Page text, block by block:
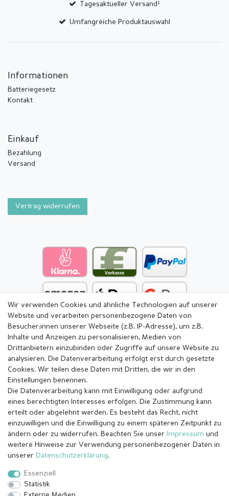
Tagesaktueller Versand¹
Umfangreiche Produktauswahl
Informationen
Batteriegesetz
Kontakt
Einkauf
Bezahlung
Versand
Vertrag widerrufen
Impressum Daten­schutz­erklärung
Barrierefreiheitserklärung
Wir verwenden Cookies und ähnliche Technologien auf unserer
Website und verarbeiten personenbezogene Daten von
Besucher:innen unserer Webseite (z.B. IP-Adresse), um z.B.
Inhalte und Anzeigen zu personalisieren, Medien von
Drittanbietern einzubinden oder Zugriffe auf unsere Website zu
analysieren. Die Datenverarbeitung erfolgt erst durch gesetzte
Cookies. Wir teilen diese Daten mit Dritten, die wir in den
Einstellungen benennen.
Die Datenverarbeitung kann mit Einwilligung oder aufgrund
eines berechtigten Interesses erfolgen. Die Zustimmung kann
erteilt oder abgelehnt werden. Es besteht das Recht, nicht
einzuwilligen und die Einwilligung zu einem späteren Zeitpunkt zu
ändern oder zu widerrufen. Beachten Sie unser Impressum und
weitere Hinweise zur Verwendung personenbezogener Daten in
unserer Daten­schutz­erklärung.
Essenziell
Statistik